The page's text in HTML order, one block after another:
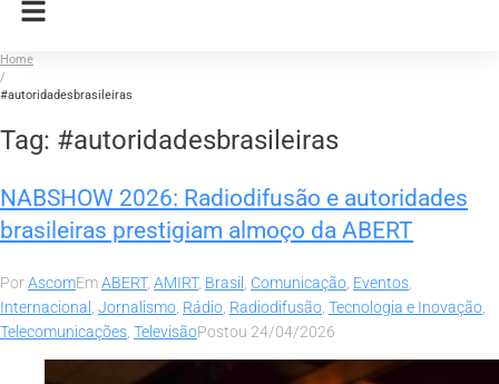
Home
/
#autoridadesbrasileiras
Tag: #autoridadesbrasileiras
NABSHOW 2026: Radiodifusão e autoridades
brasileiras prestigiam almoço da ABERT
PorAscomEmABERT, AMIRT, Brasil , Comunicação, Eventos,
Internacional , Jornalismo, Rádio, Radiodifusão, Tecnologia e Inovação,
Telecomunicações, TelevisãoPostou 24/04/2026